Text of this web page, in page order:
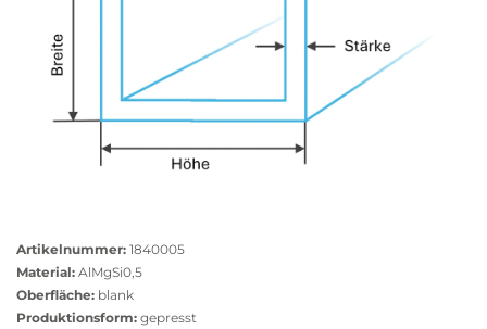
anzeigen
Artikelnummer: 1840005
Material: AlMgSi0,5
Oberfläche: blank
Produktionsform: gepresst